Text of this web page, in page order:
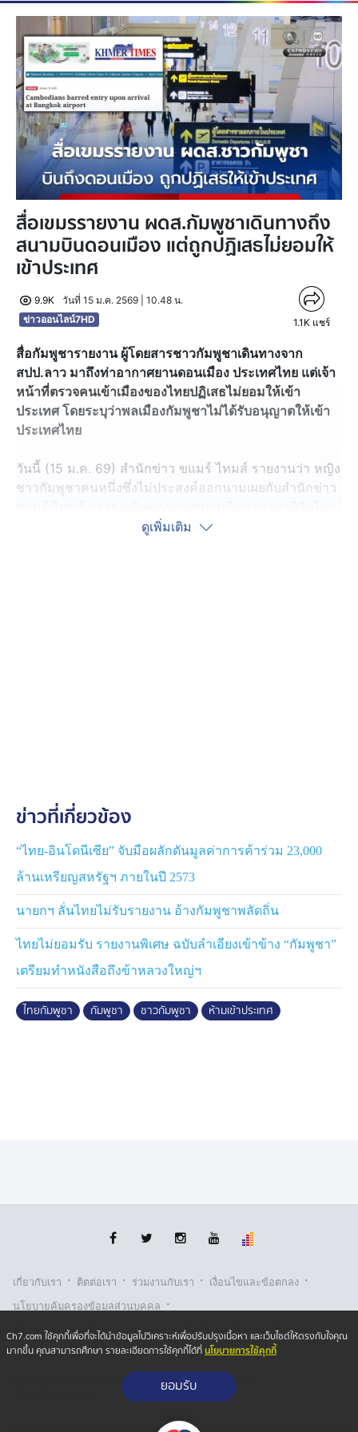
สื่อเขมรรายงาน ผดส.กัมพูชาเดินทางถึง
สนามบินดอนเมือง แต่ถูกปฏิเสธไม่ยอมให้
เข้าประเทศ
9.9K
วันที่ 15 ม.ค. 2569 | 10.48 น.
ข่าวออนไลน์7HD
1.1K แชร์
สื่อกัมพูชารายงาน ผู้โดยสารชาวกัมพูชาเดินทางจาก
สปป.ลาว มาถึงท่าอากาศยานดอนเมือง ประเทศไทย แต่เจ้า
หน้าที่ตรวจคนเข้าเมืองของไทยปฏิเสธไม่ยอมให้เข้า
ประเทศ โดยระบุว่าพลเมืองกัมพูชาไม่ได้รับอนุญาตให้เข้า
ประเทศไทย
วันนี้ (15 ม.ค. 69) สำนักข่าว ขแมร์ ไทมส์ รายงานว่า หญิง
ชาวกัมพูชาคนหนึ่งซึ่งไม่ประสงค์ออกนามเผยกับสำนักข่าว
ในกรุงเวียงจันทน์ ประเทศลาว มายังท่าอากาศยาน
โดยในห้องดังกล่าว เจ้าหน้าที่ของไทยแจ้งให้เธอทราบว่า
ประเทศไทยโดยไม่ต้องขอวีซ่าอีกต่อไปแล้ว ยกเว้นกรณีเข้า
ประเทศเพื่อรักษาพยาบาล โดยต้องมีเอกสารรับรองจากโรง
พยาบาลอย่างถูกต้อง หลังจากนั้น เธอได้ถามว่าเหตุใดเจ้า
หน้าที่ของ สปป.ลาว จึงไม่ตรวจสอบเอกสารที่จำเป็นก่อนขึ้น
เครื่อง ทางเจ้าหน้าที่ของไทยตอบว่าเจ้าหน้าที่ สปป.ลาว
อาจไม่ทราบถึงนโยบายใหม่ของไทย
นอกจากนี้ เธอยังกล่าวว่า เหตุการณ์นี้ทำให้เธอเครียดและ
เจ็บช้ำน้ำใจมาก จากการขาดการประสานงานกันระหว่าง
หน่วยงานด้านการบินของทั้งสองประเทศ ซึ่งทำให้ผู้โดยสาร
สนามบินที่ให้ความช่วยเหลือจัดการเที่ยวบินใหม่ และฉันก็
การถูกปฏิเสธไม่ให้เข้าประเทศไทยนั้นสร้างความผิดหวังให้
เธอจะไม่ได้ทำอะไรผิดก็ตาม นอกจากนี้เธอยังกล่าวเสริมว่า
ชาว สปป.ลาว และชาวจีนที่เดินทางมาในเที่ยวบินเดียวกัน
กับเธอก็ถูกปฏิเสธไม่ให้เข้าประเทศเช่นกัน และกล่าวว่า
ขณะนี้ประเทศไทยเข้มงวดกับการตรวจสอบคนเข้าเมืองมาก
ดูเพิ่มเติม
ข่าวที่เกี่ยวข้อง
“ไทย-อินโดนีเซีย” จับมือผลักดันมูลค่าการค้าร่วม 23,000
ล้านเหรียญสหรัฐฯ ภายในปี 2573
นายกฯ ลั่นไทยไม่รับรายงาน อ้างกัมพูชาพลัดถิ่น
ไทยไม่ยอมรับ รายงานพิเศษ ฉบับลำเอียงเข้าข้าง “กัมพูชา”
เตรียมทำหนังสือถึงข้าหลวงใหญ่ฯ
ไทยกัมพูชา กัมพูชา ชาวกัมพูชา ห้ามเข้าประเทศ
เกี่ยวกับเรา · ติตต่อเรา · ร่วมงานกับเรา · เงื่อนไขและข้อตกลง ·
นโยบายคุ้มครองข้อมูลส่วนบุคคล ·
นโยบายคุ้มครองข้อมูลส่วนบุคคล (ออนไลน์) · นโยบายคุกกี้ ·
รับเรื่องร้องเรียน
Copyright © 2026 Bangkok Broadcasting & T.V. Co.,Ltd.
Ch7.com ใช้คุกกี้เพื่อที่จะได้นำข้อมูลไปวิเคราะห์เพื่อปรับปรุงเนื้อหา และเว็บไซต์ให้ตรงกับใจคุณ
มากขึ้น คุณสามารถศึกษา รายละเอียดการใช้คุกกี้ได้ที่นโยบายการใช้คุกกี้
ยอมรับ